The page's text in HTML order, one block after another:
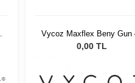
Vycoz Maxflex Beny Gun
0,00 TL